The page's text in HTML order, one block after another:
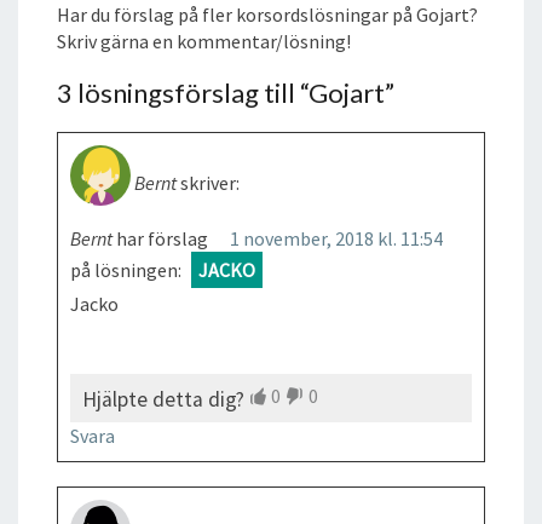
Har du förslag på fler korsordslösningar på Gojart?
Skriv gärna en kommentar/lösning!
3 lösningsförslag till “Gojart”
Berntskriver:
1 november, 2018 kl. 11:54
Bernt har förslag
på lösningen:
JACKO
Jacko
Hjälpte detta dig? 0
0
Svara